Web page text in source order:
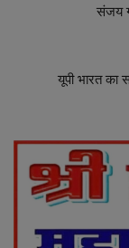
E-Paper
संजय
यूपी भारत का